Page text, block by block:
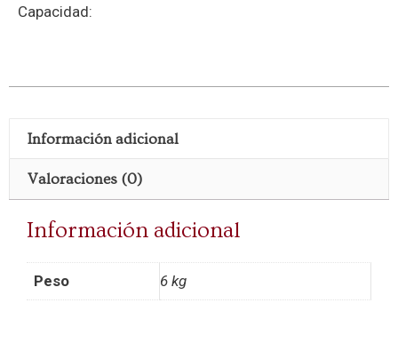
Capacidad:
Información adicional
Valoraciones (0)
Información adicional
Peso 6 kg